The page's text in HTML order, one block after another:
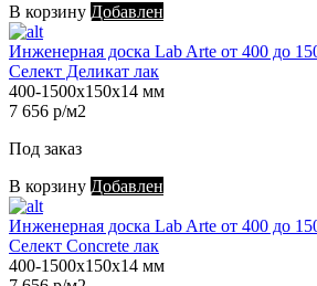
В корзину Добавлен
Инженерная доска Lab Arte от 400 до
Селект Деликат лак
400-1500х150х14 мм
7 656 р/м2
Под заказ
В корзину Добавлен
Инженерная доска Lab Arte от 400 до
Селект Concrete лак
400-1500х150х14 мм